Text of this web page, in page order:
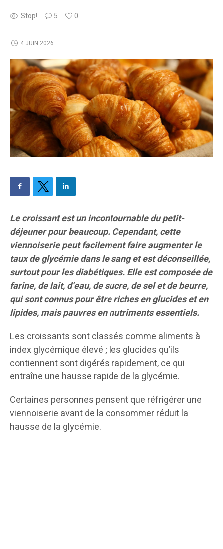
Stop! 5 0
4 JUIN 2026
Le croissant est un incontournable du petit-
déjeuner pour beaucoup. Cependant, cette
viennoiserie peut facilement faire augmenter le
taux de glycémie dans le sang et est déconseillée,
surtout pour les diabétiques. Elle est composée de
farine, de lait, d’eau, de sucre, de sel et de beurre,
qui sont connus pour être riches en glucides et en
lipides, mais pauvres en nutriments essentiels.
Les croissants sont classés comme aliments à
index glycémique élevé ; les glucides qu’ils
contiennent sont digérés rapidement, ce qui
entraîne une hausse rapide de la glycémie.
Certaines personnes pensent que réfrigérer une
viennoiserie avant de la consommer réduit la
hausse de la glycémie.